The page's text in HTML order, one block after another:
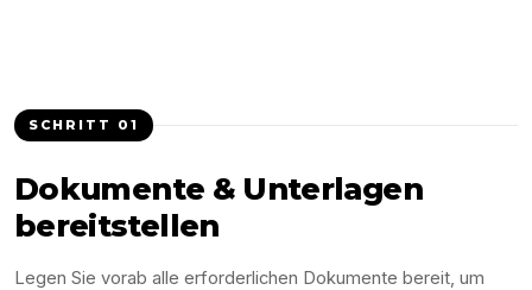
SCHRITT 01
Dokumente & Unterlagen
bereitstellen
Legen Sie vorab alle erforderlichen Dokumente bereit, um